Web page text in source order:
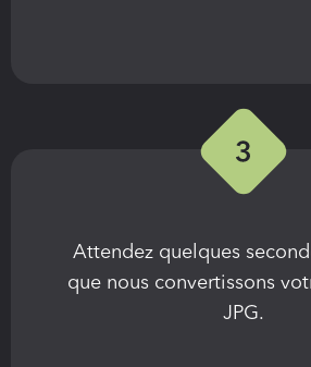
Attendez quelques
que nous convertissons
JPG.